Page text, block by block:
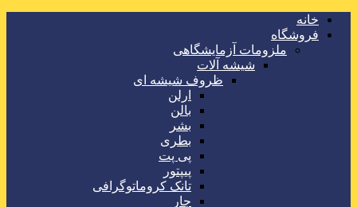
خانه
فروشگاه
ملزومات آزمایشگاهی
شیشه آلات
ظروف شیشه ای
ارلن
بالن
بشر
بطری
پی پت
پیپتور
تانک کروماتوگرافی
جار